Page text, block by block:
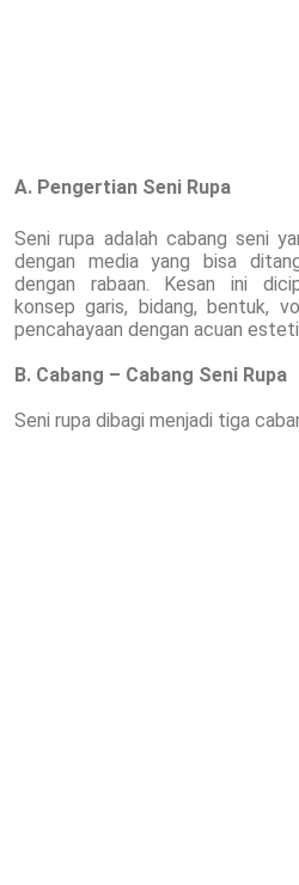
A. Pengertian Seni Rupa
Seni rupa adalah cabang seni
dengan media yang bisa
dengan rabaan. Kesan ini
konsep garis, bidang, bentuk,
pencahayaan dengan acuan
B. Cabang – Cabang Seni Rupa
Seni rupa dibagi menjadi tiga